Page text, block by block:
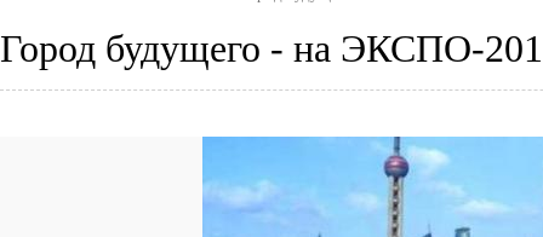
Город будущего - на ЭКСПО-